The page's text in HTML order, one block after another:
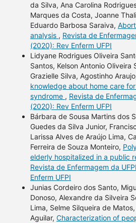
da Silva, Ana Carolina
Marques da Costa, Joanne
Eduardo Barbosa Saraiva,
analysis , Revista de
(2020): Rev Enferm UFPI
Lidyane Rodrigues Oliveira
Santos, Kelson Antonio Oliveira
Grazielle Silva, Agostinho
knowledge about home care
syndrome , Revista de
(2020): Rev Enferm UFPI
Bárbara de Sousa Martins dos
Guedes da Silva Junior,
Larissa Alves de Araújo Lima,
Ferreira de Souza Monteiro,
elderly hospitalized in a public
Revista de Enfermagem da
Enferm UFPI
Junias Cordeiro dos Santo,
Donoso, Alexandre da Silveira
Lima, Selme Silqueira de
Aguilar, Characterization of